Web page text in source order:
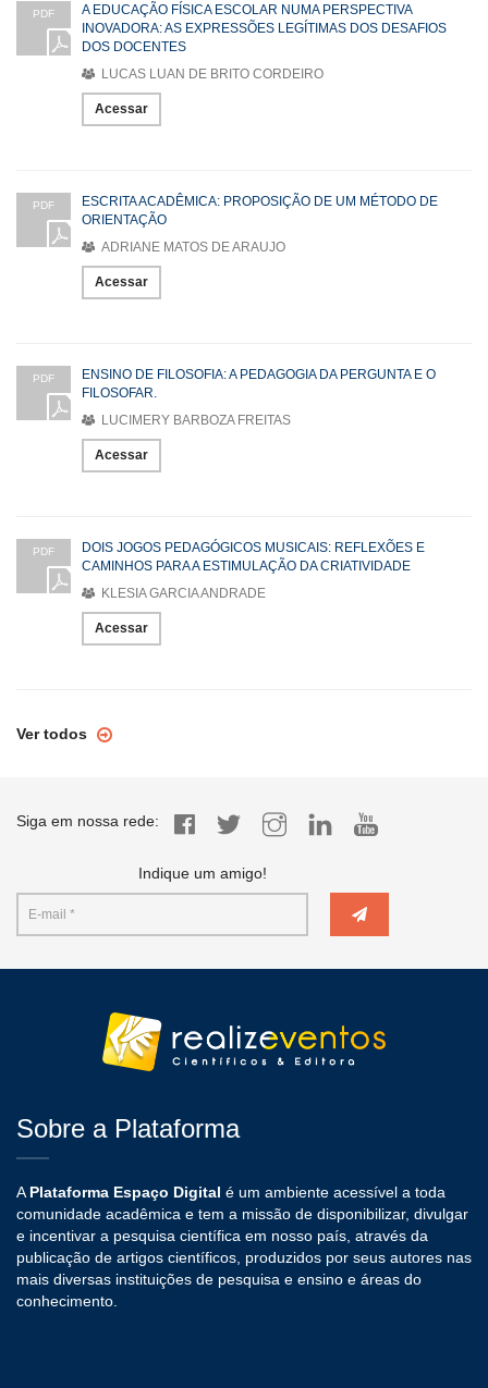
PDF
A EDUCAÇÃO FÍSICA ESCOLAR NUMA PERSPECTIVA
INOVADORA: AS EXPRESSÕES LEGÍTIMAS DOS DESAFIOS
DOS DOCENTES
LUCAS LUAN DE BRITO CORDEIRO
Acessar
PDF
ESCRITA ACADÊMICA: PROPOSIÇÃO DE UM MÉTODO DE
ORIENTAÇÃO
ADRIANE MATOS DE ARAUJO
Acessar
PDF
ENSINO DE FILOSOFIA: A PEDAGOGIA DA PERGUNTA E O
FILOSOFAR.
LUCIMERY BARBOZA FREITAS
Acessar
PDF
DOIS JOGOS PEDAGÓGICOS MUSICAIS: REFLEXÕES E
CAMINHOS PARA A ESTIMULAÇÃO DA CRIATIVIDADE
KLESIA GARCIA ANDRADE
Acessar
Ver todos
Siga em nossa rede:
Indique um amigo!
Sobre a Plataforma
A Plataforma Espaço Digital é um ambiente acessível a toda
comunidade acadêmica e tem a missão de disponibilizar, divulgar
e incentivar a pesquisa científica em nosso país, através da
publicação de artigos científicos, produzidos por seus autores nas
mais diversas instituições de pesquisa e ensino e áreas do
conhecimento.